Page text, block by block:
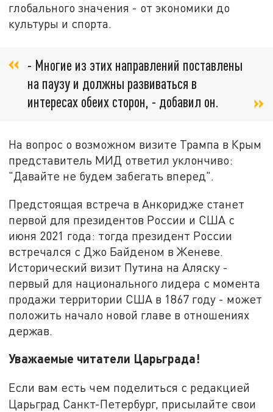
глобального значения - от экономики до
культуры и спорта.
- Многие из этих направлений поставлены
на паузу и должны развиваться в
интересах обеих сторон, - добавил он.
На вопрос о возможном визите Трампа в Крым
представитель МИД ответил уклончиво:
"Давайте не будем забегать вперед".
Предстоящая встреча в Анкоридже станет
первой для президентов России и США с
июня 2021 года: тогда президент России
встречался с Джо Байденом в Женеве.
Исторический визит Путина на Аляску -
первый для национального лидера с момента
продажи территории США в 1867 году - может
положить начало новой главе в отношениях
держав.
Уважаемые читатели Царьграда!
Если вам есть чем поделиться с редакцией
Царьград Санкт-Петербург, присылайте свои